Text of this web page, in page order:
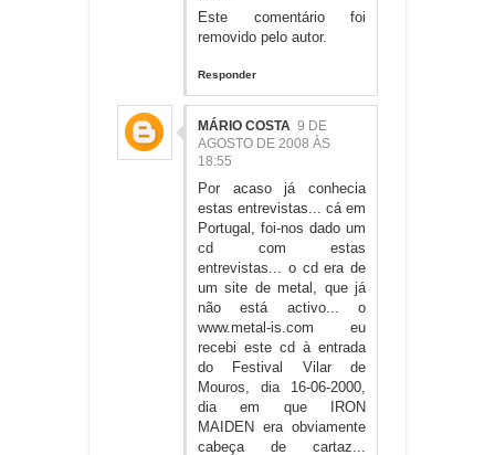
Este comentário foi
removido pelo autor.
Responder
MÁRIO COSTA 9 DE
AGOSTO DE 2008 ÀS
18:55
Por acaso já conhecia
estas entrevistas... cá em
Portugal, foi-nos dado um
cd com estas
entrevistas... o cd era de
um site de metal, que já
não está activo... o
www.metal-is.com eu
recebi este cd à entrada
do Festival Vilar de
Mouros, dia 16-06-2000,
dia em que IRON
MAIDEN era obviamente
cabeça de cartaz...